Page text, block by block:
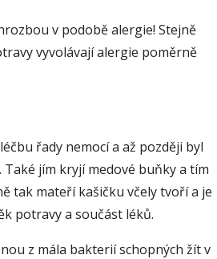
v podobě alergie! Stejně
vyvolávají alergie poměrně
řady nemocí a až později byl
jím kryjí medové buňky a tím
tak mateří kašičku včely tvoří a je
potravy a součást léků.
z mála bakterií schopných žít v